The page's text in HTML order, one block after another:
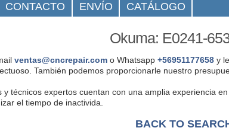
CONTACTO ENVÍO CATÁLOGO
Okuma: E0241-
ventas@cncrepair.como Whatsapp +56951177658y
También podemos proporcionarle nuestro
y técnicos expertos cuentan con una amplia experiencia
el tiempo de inactivida.
BACK TO